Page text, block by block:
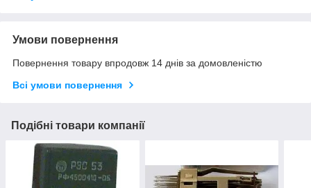
Умови повернення
Повернення товару впродовж 14 днів за домовленістю
Всі умови повернення
Подібні товари компанії